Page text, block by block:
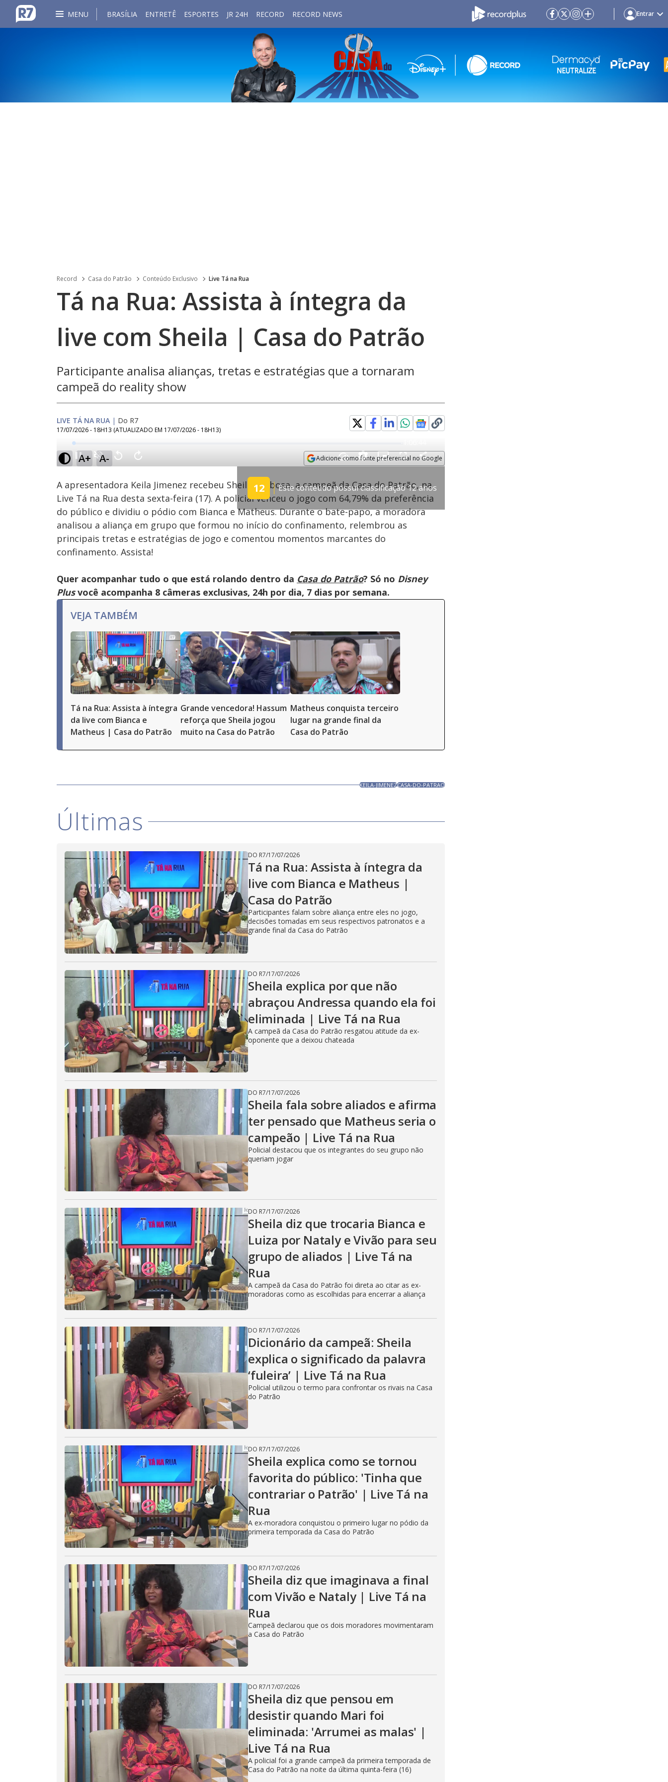
MENU BRASÍLIA ENTRETÊ ESPORTES JR 24H RECORD RECORD NEWS Entrar
Record Casa do Patrão Conteúdo Exclusivo Live Tá na Rua
Tá na Rua: Assista à íntegra da
live com Sheila | Casa do Patrão
Participante analisa alianças, tretas e estratégias que a tornaram
campeã do reality show
LIVE TÁ NA RUA | Do R7
17/07/2026 - 18H13 (ATUALIZADO EM 17/07/2026 - 18H13)
A+ A- Adicione como fonte preferencial no Google
12 Este conteúdo possui classificação 12 anos
Ativar
Som
Loaded
0.90%
Velocidade
A apresentadora Keila Jimenez recebeu Sheila Barbosa, a campeã da Casa do Patrão, na
Live Tá na Rua desta sexta-feira (17). A policial venceu o jogo com 64,79% da preferência
do público e dividiu o pódio com Bianca e Matheus. Durante o bate-papo, a moradora
analisou a aliança em grupo que formou no início do confinamento, relembrou as
principais tretas e estratégias de jogo e comentou momentos marcantes do
confinamento. Assista!
Quer acompanhar tudo o que está rolando dentro da Casa do Patrão? Só no Disney
Plusvocê acompanha 8 câmeras exclusivas, 24h por dia, 7 dias por semana.
VEJA TAMBÉM
Tá na Rua: Assista à íntegra
da live com Bianca e
Matheus | Casa do Patrão
Grande vencedora! Hassum
reforça que Sheila jogou
muito na Casa do Patrão
Matheus conquista terceiro
lugar na grande final da
Casa do Patrão
KEILA-JIMENEZCASA-DO-PATRAO
Últimas
DO R7/17/07/2026
Tá na Rua: Assista à íntegra da
live com Bianca e Matheus |
Casa do Patrão
Participantes falam sobre aliança entre eles no jogo,
decisões tomadas em seus respectivos patronatos e a
grande final da Casa do Patrão
DO R7/17/07/2026
Sheila explica por que não
abraçou Andressa quando ela foi
eliminada | Live Tá na Rua
A campeã da Casa do Patrão resgatou atitude da ex-
oponente que a deixou chateada
DO R7/17/07/2026
Sheila fala sobre aliados e afirma
ter pensado que Matheus seria o
campeão | Live Tá na Rua
Policial destacou que os integrantes do seu grupo não
queriam jogar
DO R7/17/07/2026
Sheila diz que trocaria Bianca e
Luiza por Nataly e Vivão para seu
grupo de aliados | Live Tá na
Rua
A campeã da Casa do Patrão foi direta ao citar as ex-
moradoras como as escolhidas para encerrar a aliança
DO R7/17/07/2026
Dicionário da campeã: Sheila
explica o significado da palavra
‘fuleira’ | Live Tá na Rua
Policial utilizou o termo para confrontar os rivais na Casa
do Patrão
DO R7/17/07/2026
Sheila explica como se tornou
favorita do público: 'Tinha que
contrariar o Patrão' | Live Tá na
Rua
A ex-moradora conquistou o primeiro lugar no pódio da
primeira temporada da Casa do Patrão
DO R7/17/07/2026
Sheila diz que imaginava a final
com Vivão e Nataly | Live Tá na
Rua
Campeã declarou que os dois moradores movimentaram
a Casa do Patrão
DO R7/17/07/2026
Sheila diz que pensou em
desistir quando Mari foi
eliminada: 'Arrumei as malas' |
Live Tá na Rua
A policial foi a grande campeã da primeira temporada de
Casa do Patrão na noite da última quinta-feira (16)